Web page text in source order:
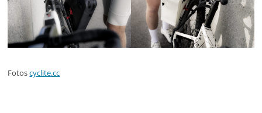
Fotoscyclite.cc